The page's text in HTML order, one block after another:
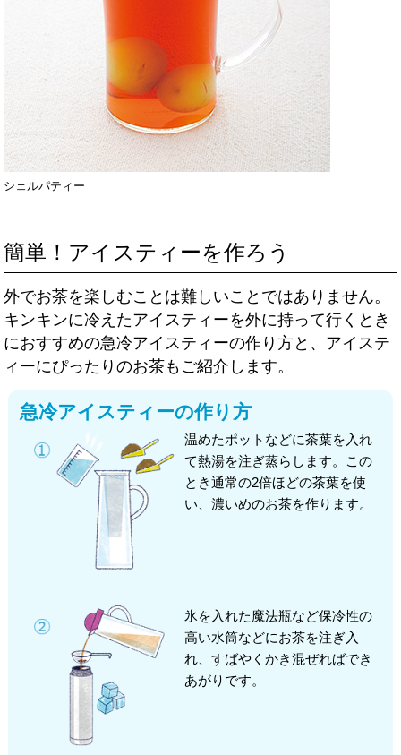
シェルパティー
簡単！アイスティーを作ろう
外でお茶を楽しむことは難しいことではありません。
キンキンに冷えたアイスティーを外に持って行くとき
におすすめの急冷アイスティーの作り方と、アイステ
ィーにぴったりのお茶もご紹介します。
急冷アイスティーの作り方
温めたポットなどに茶葉を入れ
て熱湯を注ぎ蒸らします。この
とき通常の2倍ほどの茶葉を使
い、濃いめのお茶を作ります。
氷を入れた魔法瓶など保冷性の
高い水筒などにお茶を注ぎ入
れ、すばやくかき混ぜればでき
あがりです。